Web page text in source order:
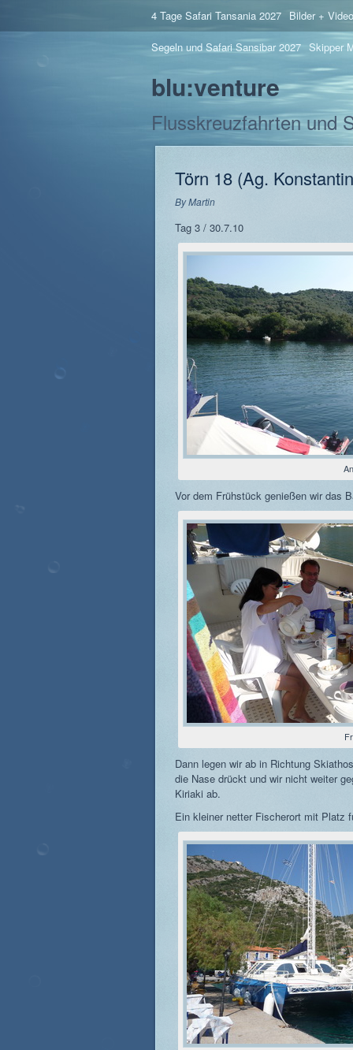
4 Tage Safari Tansania 2027 Bilder +
Segeln und Safari Sansibar 2027 Skipper
blu:venture
Flusskreuzfahrten und
Törn 18 (Ag.
ByMartin
Tag 3 / 30.7.10
Vor dem Frühstück genießen wir das
Dann legen wir ab in Richtung
die Nase drückt und wir nicht weiter
Kiriaki ab.
Ein kleiner netter Fischerort mit Platz